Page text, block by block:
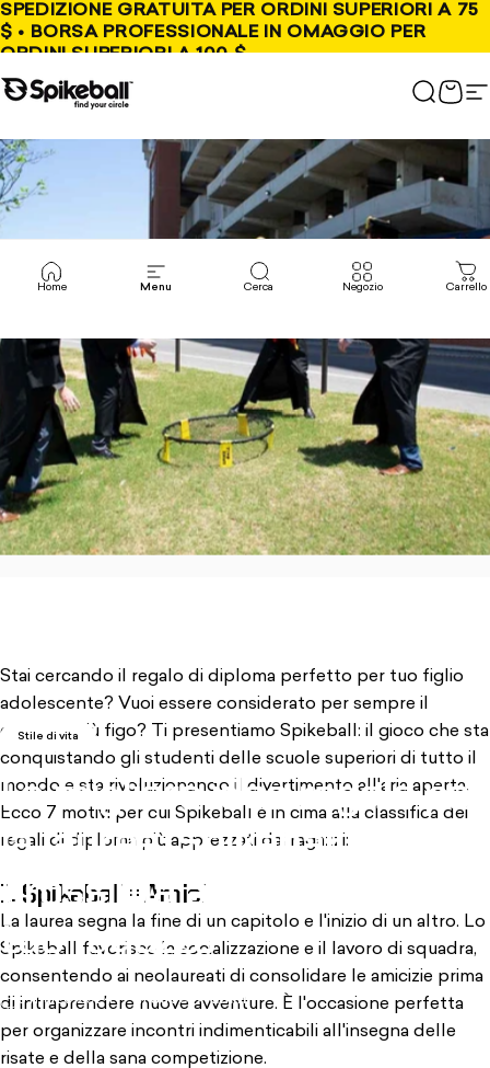
Vai al contenuto
SPEDIZIONE GRATUITA PER ORDINI SUPERIORI A 75
$ • BORSA PROFESSIONALE IN OMAGGIO PER
ORDINI SUPERIORI A 100 $
Negozio Spikeball Cerca
Home Menu Cerca Negozio Carrello
Stile di vita
La migliore idea regalo per
la laurea: Spikeball
prossima avventura
tuo ragazzo
3 marzo 2024 diSuper Admin
Stai cercando il regalo di diploma perfetto per tuo figlio
adolescente? Vuoi essere considerato per sempre il
genitore più figo? Ti presentiamo Spikeball: il gioco che sta
conquistando gli studenti delle scuole superiori di tutto il
mondo e sta rivoluzionando il divertimento all'aria aperta.
Ecco 7 motivi per cui Spikeball è in cima alla classifica dei
regali di diploma più apprezzati dai ragazzi:
1. Spikeball = Amici
La laurea segna la fine di un capitolo e l'inizio di un altro. Lo
Spikeball favorisce la socializzazione e il lavoro di squadra,
consentendo ai neolaureati di consolidare le amicizie prima
di intraprendere nuove avventure. È l'occasione perfetta
per organizzare incontri indimenticabili all'insegna delle
risate e della sana competizione.